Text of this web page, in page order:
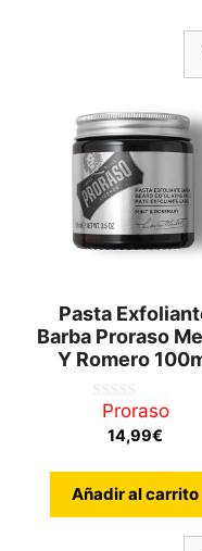
Pasta
Barba Proraso
Y Romero
Proraso
14,99€
Añadir al carrito